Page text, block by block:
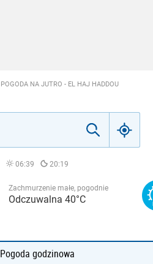
POGODA NA JUTRO - EL HAJ HADDOU
06:39 20:19
Zachmurzenie małe, pogodnie
Odczuwalna 40°C
Pogoda godzinowa